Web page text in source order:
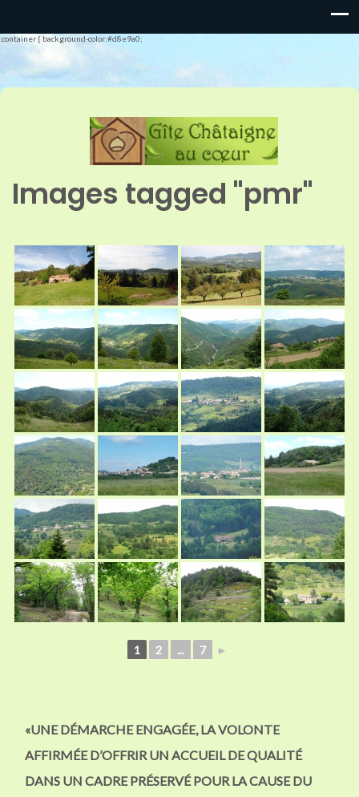
.container { background-color:#d8e9a0;
Images tagged "pmr"
1 2 ... 7 ►
«UNE DÉMARCHE ENGAGÉE, LA VOLONTE
AFFIRMÉE D’OFFRIR UN ACCUEIL DE QUALITÉ
DANS UN CADRE PRÉSERVÉ POUR LA CAUSE DU